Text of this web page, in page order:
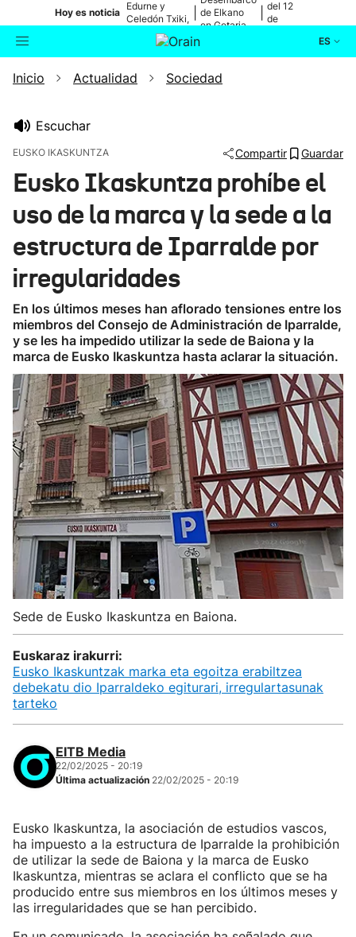
Hoy es noticia
Edurne y
Celedón Txiki,
en directo
de Elkano
en Getaria
del 12
de
ES
Buscador Actualidad
Ikusmiran
Eguraldia
Inicio Actualidad Sociedad
Escuchar
EUSKO IKASKUNTZA Compartir Guardar
Eusko Ikaskuntza prohíbe el
uso de la marca y la sede a la
estructura de Iparralde por
irregularidades
En los últimos meses han aflorado tensiones entre los
miembros del Consejo de Administración de Iparralde,
y se les ha impedido utilizar la sede de Baiona y la
marca de Eusko Ikaskuntza hasta aclarar la situación.
Sede de Eusko Ikaskuntza en Baiona.
Euskaraz irakurri:
Eusko Ikaskuntzak marka eta egoitza erabiltzea
debekatu dio Iparraldeko egiturari, irregulartasunak
tarteko
EITB Media
22/02/2025 - 20:19
Última actualización 22/02/2025 - 20:19
Eusko Ikaskuntza, la asociación de estudios vascos,
ha impuesto a la estructura de Iparralde la prohibición
de utilizar la sede de Baiona y la marca de Eusko
Ikaskuntza, mientras se aclara el conflicto que se ha
producido entre sus miembros en los últimos meses y
las irregularidades que se han percibido.